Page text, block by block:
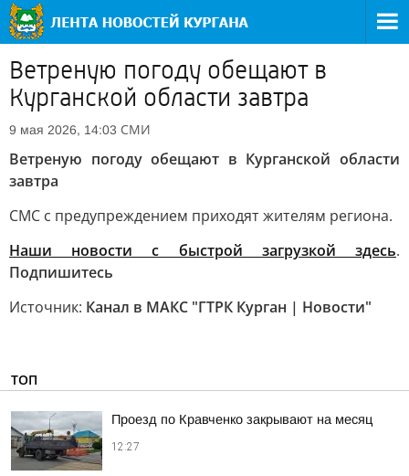
Ветреную погоду обещают в
Курганской области завтра
9 мая 2026, 14:03 СМИ
Ветреную погоду обещают в Курганской области
завтра
СМС с предупреждением приходят жителям региона.
Наши новости с быстрой загрузкой здесь.
Подпишитесь
Источник: Канал в МАКС "ГТРК Курган | Новости"
ТОП
Проезд по Кравченко закрывают на месяц
12:27